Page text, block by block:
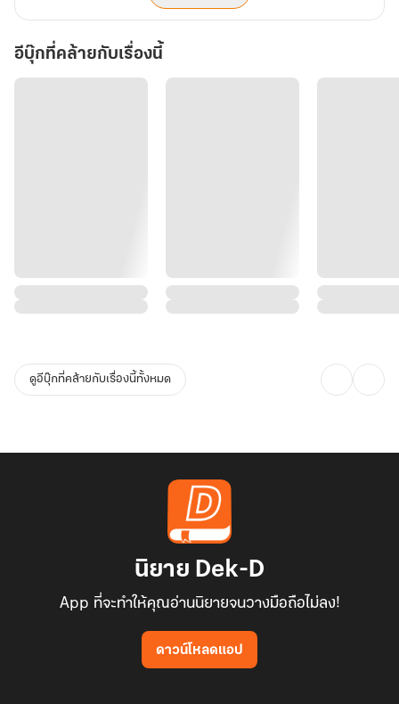
อีบุ๊กที่คล้ายกับเรื่องนี้
ดูอีบุ๊กที่คล้ายกับเรื่องนี้ทั้งหมด
นิยาย Dek-D
App ที่จะทำให้คุณอ่านนิยายจนวางมือถือไม่ลง!
ดาวน์โหลดแอป